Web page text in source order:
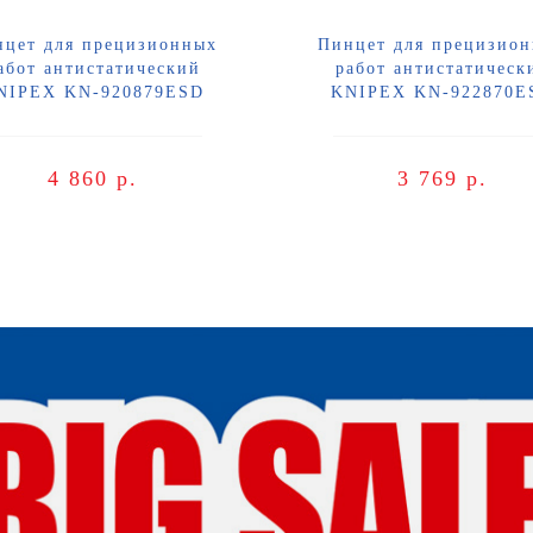
для прецизионных
антистатический
KN-920879ESD
4 860 р.
Пинцет для
работ
KNIPEX KN-
3 769 р.